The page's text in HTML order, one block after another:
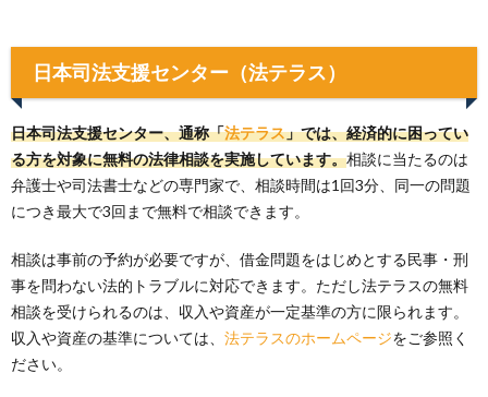
日本司法支援センター（法テラス）
日本司法支援センター、通称「法テラス」では、経済的に困ってい
る方を対象に無料の法律相談を実施しています。相談に当たるのは
弁護士や司法書士などの専門家で、相談時間は1回3分、同一の問題
につき最大で3回まで無料で相談できます。
相談は事前の予約が必要ですが、借金問題をはじめとする民事・刑
事を問わない法的トラブルに対応できます。ただし法テラスの無料
相談を受けられるのは、収入や資産が一定基準の方に限られます。
収入や資産の基準については、 法テラスのホームページをご参照く
ださい。